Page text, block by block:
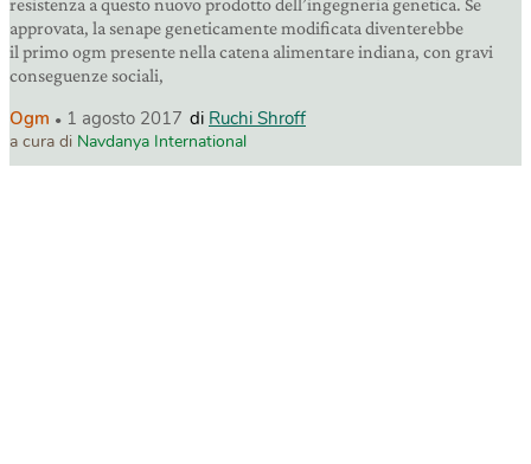
resistenza a questo nuovo prodotto dell’ingegneria genetica. Se
approvata, la senape geneticamente modificata diventerebbe
il primo ogm presente nella catena alimentare indiana, con gravi
conseguenze sociali,
Ogm 1 agosto 2017 di Ruchi Shroff
a cura di Navdanya International